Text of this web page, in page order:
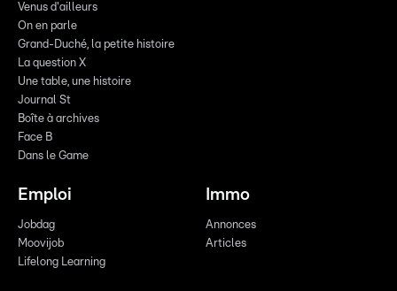
Venus d'ailleurs
On en parle
Grand-Duché, la petite histoire
La question X
Une table, une histoire
Journal St
Boîte à archives
Face B
Dans le Game
Emploi
Jobdag
Moovijob
Lifelong Learning
Immo
Annonces
Articles